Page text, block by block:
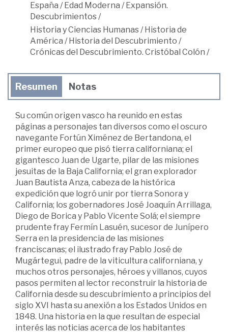
España / Edad Moderna / Expansión.
Descubrimientos/
Historia y Ciencias Humanas/ Historia de
América / Historia del Descubrimiento /
Crónicas del Descubrimiento. Cristóbal Colón /
Resumen Notas
Su común origen vasco ha reunido en estas
páginas a personajes tan diversos como el oscuro
navegante Fortún Ximénez de Bertandona, el
primer europeo que pisó tierra californiana; el
gigantesco Juan de Ugarte, pilar de las misiones
jesuitas de la Baja California; el gran explorador
Juan Bautista Anza, cabeza de la histórica
expedición que logró unir por tierra Sonora y
California; los gobernadores José Joaquín Arrillaga,
Diego de Borica y Pablo Vicente Solá; el siempre
prudente fray Fermín Lasuén, sucesor de Junípero
Serra en la presidencia de las misiones
franciscanas; el ilustrado fray Pablo José de
Mugártegui, padre de la viticultura californiana, y
muchos otros personajes, héroes y villanos, cuyos
pasos permiten al lector reconstruir la historia de
California desde su descubrimiento a principios del
siglo XVI hasta su anexión a los Estados Unidos en
1848. Una historia en la que resultan de especial
interés las noticias acerca de los habitantes